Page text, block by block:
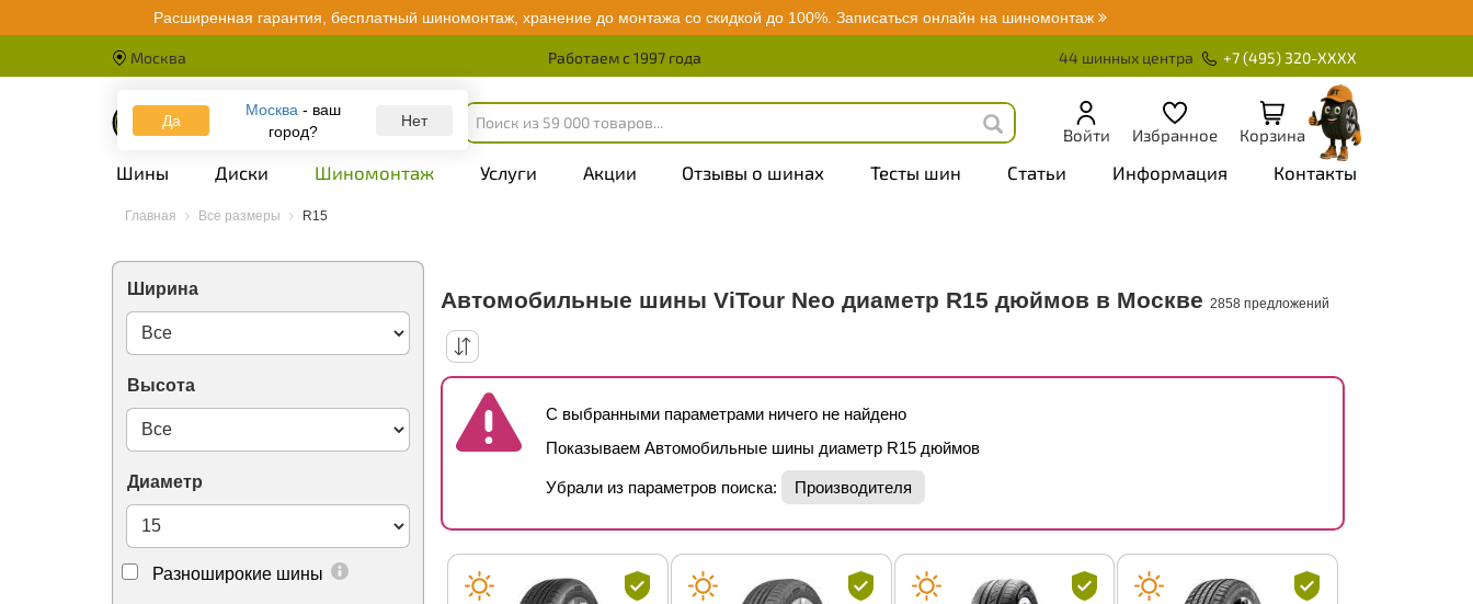
Расширенная гарантия, бесплатный шиномонтаж, хранение до монтажа со скидкой до 100%. Записаться онлайн на шиномонтаж
Москва Работаем с 1997 года 44 шинных центра +7 (495) 320-XXXX
Да
Москва - ваш
город?
Нет
Каталог
Войти Избранное Корзина
Шины Диски Шиномонтаж Услуги Акции Отзывы о шинах Тесты шин Статьи Информация Контакты
Главная Все размеры R15
Ширина
Высота
Диаметр
Разноширокие шины
RockBlade
Rydanz
SWT
Sailun
Sava
Sonix
Sumaxx
Sunwide
Tercelo
Tianli
TopTrust
Torero
Tornado
Torque
Total Trust
Автомобильные шины ViTour Neo диаметр R15 дюймов в Москве 2858 предложений
С выбранными параметрами ничего не найдено
Показываем Автомобильные шины диаметр R15 дюймов
Убрали из параметров поиска: Производителя